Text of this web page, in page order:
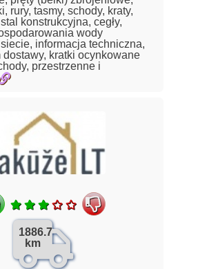
rury, tasmy, schody, kraty,
konstrukcyjna, cegły,
wody
informacja techniczna,
dostawy, kratki ocynkowane
przestrzenne i
1886.7
km